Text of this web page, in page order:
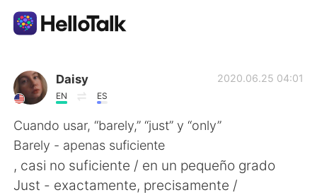
Language Exchange App
AI Grammar Checker
English
Daisy
EN ES
2020.06.25 04:01
Cuando usar, “barely,” “just” y “only”
Barely - apenas suficiente
, casi no suficiente / en un pequeño grado
Just - exactamente, precisamente /